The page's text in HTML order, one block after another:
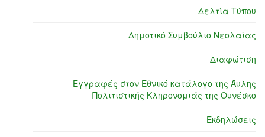
Δελτία Τύπου
Δημοτικό Συμβούλιο Νεολαίας
Διαφώτιση
Εγγραφές στον Εθνικό κατάλογο της Άυλης
Πολιτιστικής Κληρονομιάς της Ουνέσκο
Εκδηλώσεις